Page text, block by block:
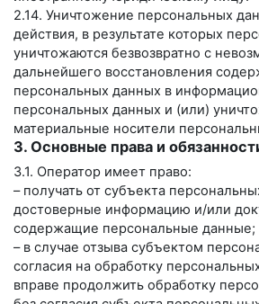
2.14. Уничтожение персональных
действия, в результате которых
уничтожаются безвозвратно с
дальнейшего восстановления
персональных данных в
персональных данных и (или)
материальные носители
3. Основные права и
3.1. Оператор имеет право:
– получать от субъекта
достоверные информацию и/или
содержащие персональные данные;
– в случае отзыва субъектом
согласия на обработку
вправе продолжить обработку